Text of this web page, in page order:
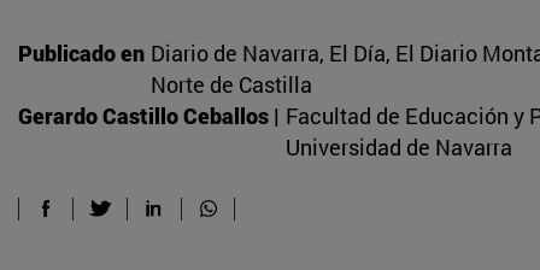
Publicado en Diario de Navarra, El Día, El Diario
Norte de Castilla
Gerardo Castillo Ceballos | Facultad de Educación y
Universidad de Navarra